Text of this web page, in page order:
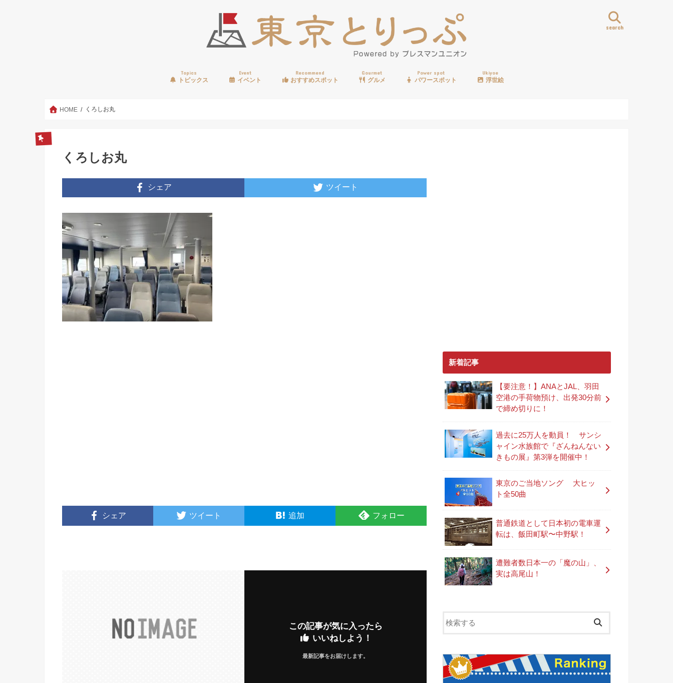
search
Topics
トピックス
Event
イベント
Recommend
おすすめスポット
Gourmet
グルメ
Power spot
パワースポット
Ukiyoe
浮世絵
HOME くろしお丸
くろしお丸
シェア ツイート
シェア ツイート 追加 フォロー
この記事が気に入ったら
いいねしよう！
最新記事をお届けします。
新着記事
【要注意！】ANAとJAL、羽田
空港の手荷物預け、出発30分前
で締め切りに！
過去に25万人を動員！ サンシ
ャイン水族館で『ざんねんない
きもの展』第3弾を開催中！
東京のご当地ソング 大ヒッ
ト全50曲
普通鉄道として日本初の電車運
転は、飯田町駅〜中野駅！
遭難者数日本一の「魔の山」、
実は高尾山！